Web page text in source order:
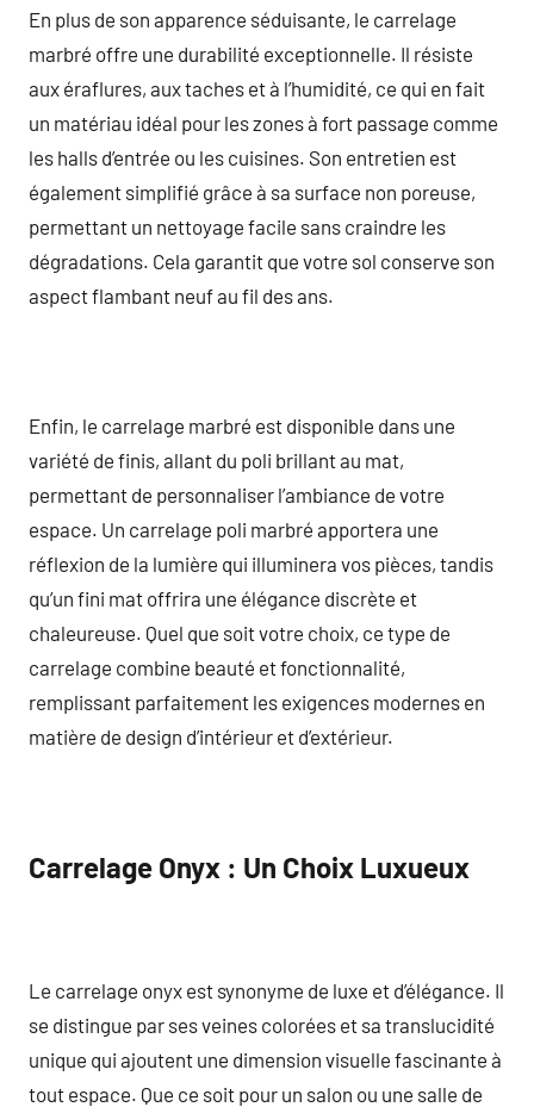
En plus de son apparence séduisante, le carrelage
marbré offre une durabilité exceptionnelle. Il résiste
aux éraflures, aux taches et à l’humidité, ce qui en fait
un matériau idéal pour les zones à fort passage comme
les halls d’entrée ou les cuisines. Son entretien est
également simplifié grâce à sa surface non poreuse,
permettant un nettoyage facile sans craindre les
dégradations. Cela garantit que votre sol conserve son
aspect flambant neuf au fil des ans.
Enfin, le carrelage marbré est disponible dans une
variété de finis, allant du poli brillant au mat,
permettant de personnaliser l’ambiance de votre
espace. Un carrelage poli marbré apportera une
réflexion de la lumière qui illuminera vos pièces, tandis
qu’un fini mat offrira une élégance discrète et
chaleureuse. Quel que soit votre choix, ce type de
carrelage combine beauté et fonctionnalité,
remplissant parfaitement les exigences modernes en
matière de design d’intérieur et d’extérieur.
Carrelage Onyx : Un Choix Luxueux
Le carrelage onyx est synonyme de luxe et d’élégance. Il
se distingue par ses veines colorées et sa translucidité
unique qui ajoutent une dimension visuelle fascinante à
tout espace. Que ce soit pour un salon ou une salle de